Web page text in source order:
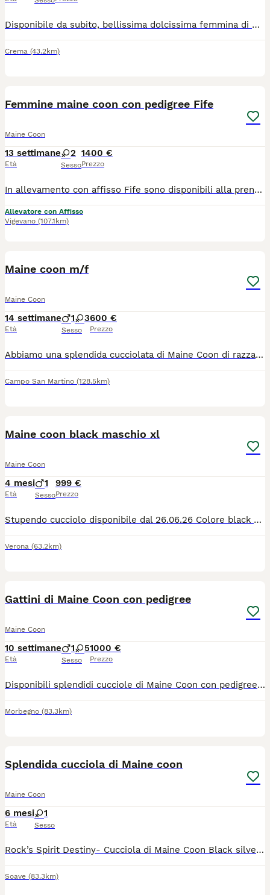
Disponibile da subito, bellissima dolcissima femmina di Maine Coon nel colore blu con bianco Nata il 25/2/2026 Si cede con doppio vaccino , sverminata , test genetici propri , microchip e passaggio di proprietà , pedigree AFSI riconosciuto Wcf da riproduzione (SOLO ALLEVAMENTI CON AFFISSO ) kit puppy e kit giochini. Genitori testati per le maggiori malattie genetiche HCM , SMA, PkDdef Ecocardio nella norma Fiv felv negativi I cuccioli crescono in un ambiente famigliare a stretto contatto con bambini e altri animali, abituati alla lettiera , tira graffi, zona esterna in sicurezza. Si può visionare i cuccioli in allevamento solo su appuntamento per la tutela dei piccoli e non prima delle 8 psettimane. Rimaniamo a disposizione per qualsiasi dubbio o informazione sia prima che dopo la cessione. Il prezzo è adeguato al valore riproduttivo della cucciola e non è paragonabile a quello di un soggetto da compagnia.
Crema (43.2km)
Femmine maine coon con pedigree Fife
Maine Coon
13 settimane
Età
2
Sesso
1400 €
Prezzo
In allevamento con affisso Fife sono disponibili alla prenotazione 2 bellissime cucciole colorazione black tortie, disponibili dalla metà di agosto circa. Verranno cedute con pedigree Fife, contratto da compagnia, 2 vaccinazioni, microchip termico, antiparassitario, sverminazione, copie ecocardiografia genitori, kit cucciolo e test feci.
Allevatore con Affisso
Vigevano (107.1km)
Maine coon m/f
Maine Coon
14 settimane
Età
1 3
Sesso
600 €
Prezzo
Abbiamo una splendida cucciolata di Maine Coon di razza, nati il 29 aprile 2026, pronti a trovare una famiglia amorevole per sempre. 3 femmine e 1 maschio disponibili -Elsa 💛 Star 💜 Fern 🩷 Toto 💚 Questi gattini stanno già mostrando il meraviglioso carattere tipico della razza Maine Coon: giocherelloni, affettuosi e dolci. Colorazioni disponibili: 😻 Blue Silver Tabby – mantello grigio argento dalle tonalità fredde con delicate marcature tabby più scure e sottopelo chiaro 😻 Blue Tabby – mantello grigio-blu con striature più scure e zone inferiori più chiare Ogni gattino presenta un disegno unico, splendide marcature sul muso e un folto mantello che crescerà nel classico aspetto del Maine Coon. Mamma – Misty 💖 Misty è la nostra splendida gatta di famiglia. È una bellissima Maine Coon Blue Tortie, con un mantello grigio fumé arricchito da delicate sfumature crema. Ha meravigliosi occhi dorati e un pelo folto e lussuoso. Possiede un carattere tranquillo e affettuoso ed è una mamma attenta e premurosa. Papà – Troy 💚 Troy è uno splendido Maine Coon Blue Silver Shaded, con un mantello folto e soffice e una corporatura forte e tipica della razza. Ha un carattere dolce, tranquillo e molto affettuoso. - Cresciuti in ambiente domestico insieme ad altri animali di famiglia - Ben socializzati e abituati al contatto quotidiano - Verranno affidati con microchip, trattamento antiparassitario, completamente svezzati e abituati alla lettiera 😻 Possibilità di vedere i gattini insieme alla mamma. Pronti per raggiungere la nuova famiglia dal 1° luglio 2026 I Maine Coon sono conosciuti per la loro grande taglia, intelligenza e personalità simile a quella dei cani, caratteristiche che li rendono compagni ideali per tutta la famiglia. Contattaci per maggiori informazioni, foto o per riservare il tuo gattino.
Campo San Martino (128.5km)
Maine coon black maschio xl
Maine Coon
4 mesi
Età
1
Sesso
999 €
Prezzo
Stupendo cucciolo disponibile dal 26.06.26 Colore black Vaccinato e sverminato Genitori visibili Pedigree Afef
Verona (63.2km)
Gattini di Maine Coon con pedigree
Maine Coon
10 settimane
Età
1 5
Sesso
1000 €
Prezzo
Disponibili splendidi cucciole di Maine Coon con pedigree nati presso il nostro allevamento amatoriale "piccola volpe" in AFeF I piccoli hanno attualmente 2 settimane di età, pertanto il colore definitivo è ancora in fase di sviluppo (black o blue). I cuccioli saranno ceduti al compimento dei 3 mesi di età, nel pieno rispetto della loro crescita e socializzazione. Quando i piccoli raggiungono le vostre famiglie saranno: o microchippati o sverminati o con doppia vaccinazione o accompagnati da documentazione sanitaria Entrambi i genitori sono regolarmente testati per le principali patologie genetiche della razza e vengono sottoposti periodicamente a ecocardiografia cardiaca di controllo. I cuccioli crescono in ambiente familiare con amore, attenzioni e cure quotidiane. Si richiede un contatto esclusivamente da persone realmente interessate e consapevoli dell'impegno che comporta l'accoglienza di un amico a 4 zampe. Saranno valutate con attenzione la futura famiglia che si occuperà di queste piccole pesti I piccoli saranno pronti per il 23/08/2026 ma per necessità possiamo tenere i vostri piccoli anche fino alla fine delle vostre vacanze Nelle foto ci sono anche i genitori dei piccoli La mamma é quella blue e il papà è quello black in foto Sono due bei gattoni Sono visibili tutti e due Per ulteriori informazioni, foto e aggiornamenti sulla crescita dei piccoli, contattatemi in privato.
Morbegno (83.3km)
Splendida cucciola di Maine coon
Maine Coon
6 mesi
Età
1
Sesso
Rock’s Spirit Destiny- Cucciola di Maine Coon Black silver tabby, dolce e coccolona. Nata il 29.01.2026, disponibile da subito. 💙 Father: ICH Tempio Felino Lupin 🩷 Mother: CH Beauty of Shaded Sakura Test genetici negativi. Sarà consegnata con sverminazione, ciclo completo di due vaccinazioni, pedigree Wcf e contratto di cessione da compagnia (obbligo di sterilizzazione). Allevamento amatoriale a Soave (VR)
Soave (83.3km)